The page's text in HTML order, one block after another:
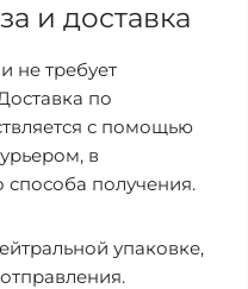
и доставка
не требует
по
с помощью
в
способа получения.
упаковке,